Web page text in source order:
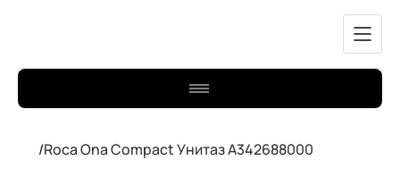
/Roca Ona Compact Унитаз A342688000